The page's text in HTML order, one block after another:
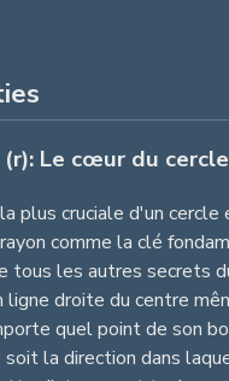
(r): Le cœur du cercle
plus cruciale d'un cercle
comme la clé
tous les autres secrets
ligne droite du centre
quel point de son
la direction dans